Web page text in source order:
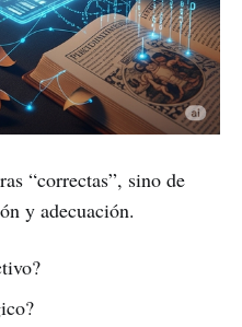
“correctas”, sino de
y adecuación.